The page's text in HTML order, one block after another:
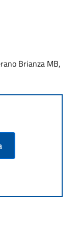
Brianza MB,